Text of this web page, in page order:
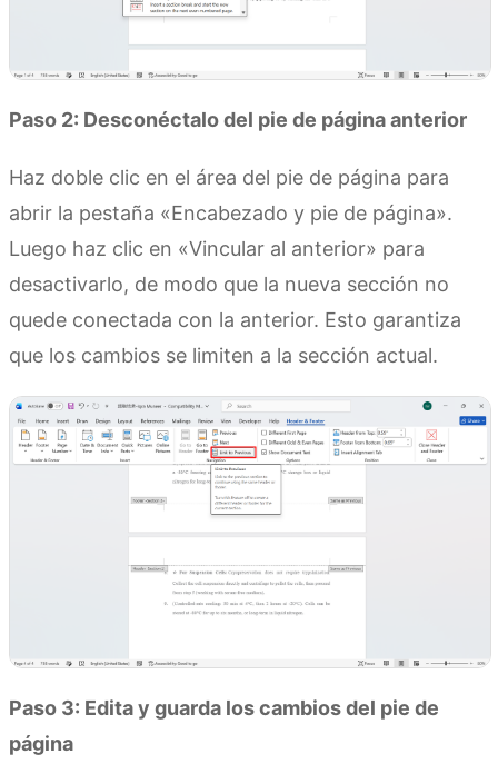
Paso 2: Desconéctalo del pie de página anterior
Haz doble clic en el área del pie de página para
abrir la pestaña «Encabezado y pie de página».
Luego haz clic en «Vincular al anterior» para
desactivarlo, de modo que la nueva sección no
quede conectada con la anterior. Esto garantiza
que los cambios se limiten a la sección actual.
Paso 3: Edita y guarda los cambios del pie de
página